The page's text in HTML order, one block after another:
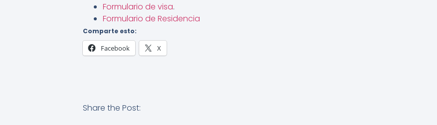
Formulario de visa.
Formulario de Residencia
Comparte esto:
Facebook X
Share the Post: